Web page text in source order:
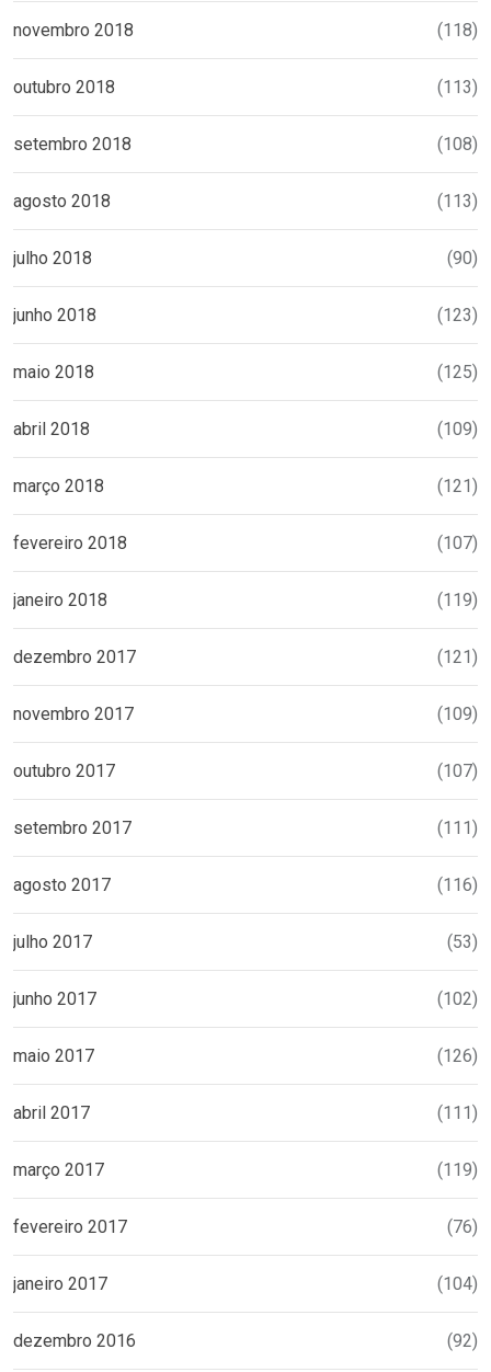
novembro 2018 (118)
outubro 2018 (113)
setembro 2018 (108)
agosto 2018 (113)
julho 2018 (90)
junho 2018 (123)
maio 2018 (125)
abril 2018 (109)
março 2018 (121)
fevereiro 2018 (107)
janeiro 2018 (119)
dezembro 2017 (121)
novembro 2017 (109)
outubro 2017 (107)
setembro 2017 (111)
agosto 2017 (116)
julho 2017 (53)
junho 2017 (102)
maio 2017 (126)
abril 2017 (111)
março 2017 (119)
fevereiro 2017 (76)
janeiro 2017 (104)
dezembro 2016 (92)